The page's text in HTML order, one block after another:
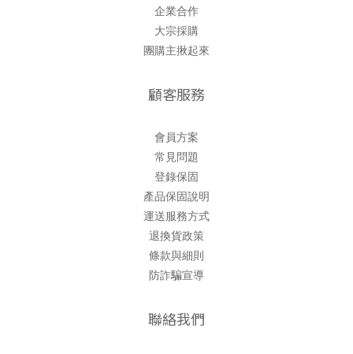
企業合作
大宗採購
團購主揪起來
顧客服務
會員方案
常見問題
登錄保固
產品保固說明
運送服務方式
退換貨政策
條款與細則
防詐騙宣導
聯絡我們